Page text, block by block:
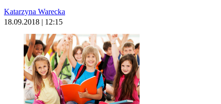
Katarzyna Warecka
18.09.2018 | 12:15